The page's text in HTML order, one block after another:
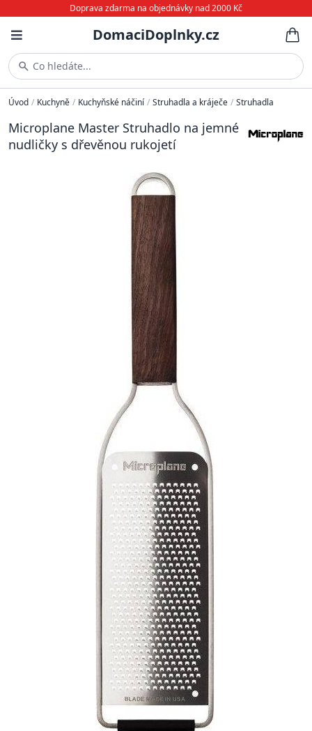
Doprava zdarma na objednávky nad 2000 Kč
DomaciDoplnky.cz
Co hledáte...
Úvod / Kuchyně / Kuchyňské náčiní / Struhadla a kráječe / Struhadla
Microplane Master Struhadlo na jemné
nudličky s dřevěnou rukojetí